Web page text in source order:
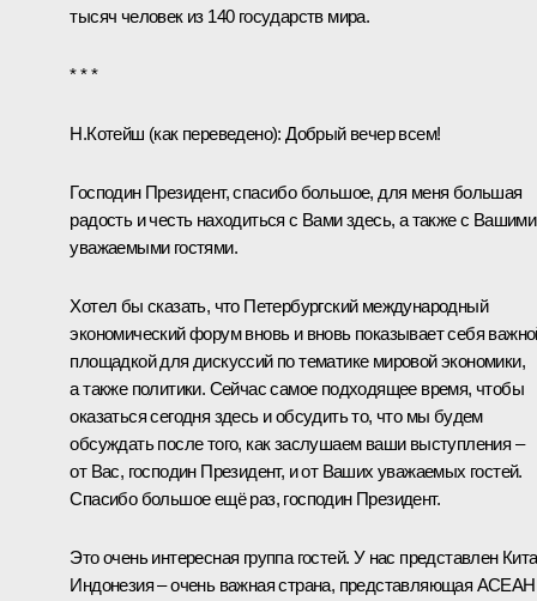
тысяч человек из 140 государств мира.
* * *
Н.Котейш (как переведено): Добрый вечер всем!
Господин Президент, спасибо большое, для меня большая
радость и честь находиться с Вами здесь, а также с Вашими
уважаемыми гостями.
Хотел бы сказать, что Петербургский международный
экономический форум вновь и вновь показывает себя
площадкой для дискуссий по тематике мировой экономики,
а также политики. Сейчас самое подходящее время, чтобы
оказаться сегодня здесь и обсудить то, что мы будем
обсуждать после того, как заслушаем ваши выступления –
от Вас, господин Президент, и от Ваших уважаемых гостей.
Спасибо большое ещё раз, господин Президент.
Это очень интересная группа гостей. У нас представлен
Индонезия – очень важная страна, представляющая